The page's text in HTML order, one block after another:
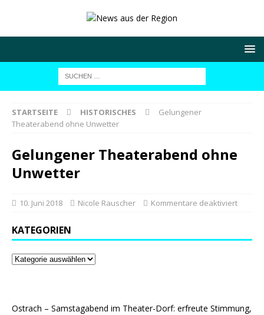
STARTSEITE HISTORISCHES
Gelungener
Theaterabend ohne Unwetter
Gelungener Theaterabend ohne
Unwetter
10. Juni 2018 Nicole Rauscher Kommentare deaktiviert
KATEGORIEN
Ostrach – Samstagabend im Theater-Dorf: erfreute Stimmung,